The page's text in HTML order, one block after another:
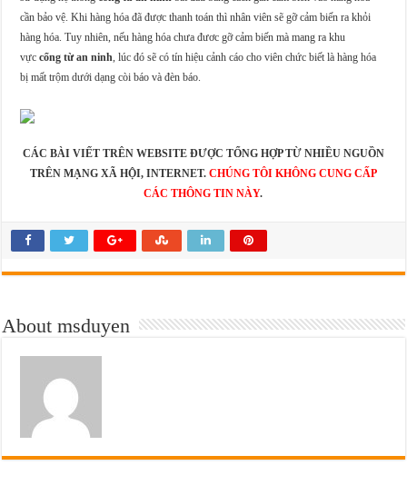
cần bảo vệ. Khi hàng hóa đã được thanh toán thì nhân viên sẽ gỡ cảm biến ra khỏi
hàng hóa. Tuy nhiên, nếu hàng hóa chưa đươc gỡ cảm biến mà mang ra khu
vựccổng từ an ninh, lúc đó sẽ có tín hiệu cảnh cáo cho viên chức biết là hàng hóa
bị mất trộm dưới dạng còi báo và đèn báo.
CÁC BÀI VIẾT TRÊN WEBSITE ĐƯỢC TỔNG HỢP TỪ NHIỀU NGUỒN
TRÊN MẠNG XÃ HỘI, INTERNET. CHÚNG TÔI KHÔNG CUNG CẤP
CÁC THÔNG TIN NÀY.
About msduyen